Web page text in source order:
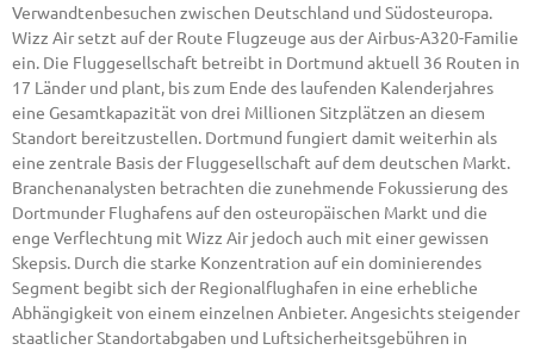
Verwandtenbesuchen zwischen Deutschland und Südosteuropa.
Wizz Air setzt auf der Route Flugzeuge aus der Airbus-A320-Familie
ein. Die Fluggesellschaft betreibt in Dortmund aktuell 36 Routen in
17 Länder und plant, bis zum Ende des laufenden Kalenderjahres
eine Gesamtkapazität von drei Millionen Sitzplätzen an diesem
Standort bereitzustellen. Dortmund fungiert damit weiterhin als
eine zentrale Basis der Fluggesellschaft auf dem deutschen Markt.
Branchenanalysten betrachten die zunehmende Fokussierung des
Dortmunder Flughafens auf den osteuropäischen Markt und die
enge Verflechtung mit Wizz Air jedoch auch mit einer gewissen
Skepsis. Durch die starke Konzentration auf ein dominierendes
Segment begibt sich der Regionalflughafen in eine erhebliche
Abhängigkeit von einem einzelnen Anbieter. Angesichts steigender
staatlicher Standortabgaben und Luftsicherheitsgebühren in